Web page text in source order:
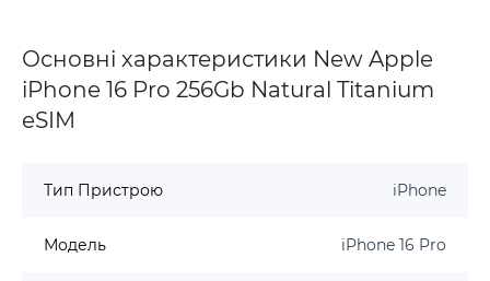
Основні характеристики New Apple
iPhone 16 Pro 256Gb Natural Titanium
eSIM
Тип Пристрою iPhone
Модель iPhone 16 Pro